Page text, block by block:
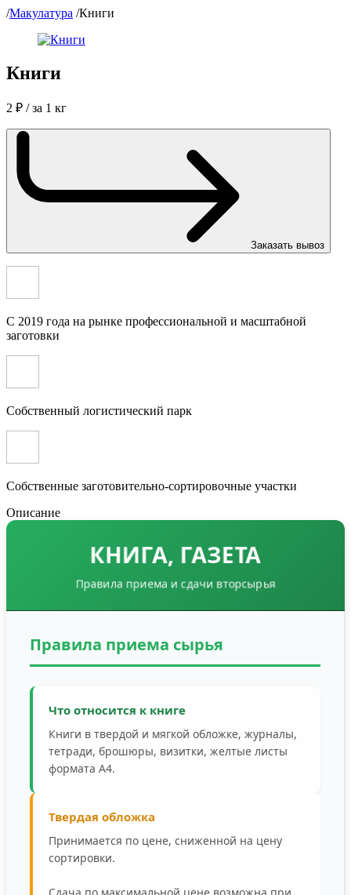
/Макулатура /Книги
Книги
2 ₽ / за 1 кг
Заказать вывоз
С 2019 года на рынке профессиональной и масштабной
заготовки
Собственный логистический парк
Собственные заготовительно-сортировочные участки
Описание
КНИГА, ГАЗЕТА
Правила приема и сдачи вторсырья
Правила приема сырья
Что относится к книге
Книги в твердой и мягкой обложке, журналы,
тетради, брошюры, визитки, желтые листы
формата А4.
Твердая обложка
Принимается по цене, сниженной на цену
сортировки.